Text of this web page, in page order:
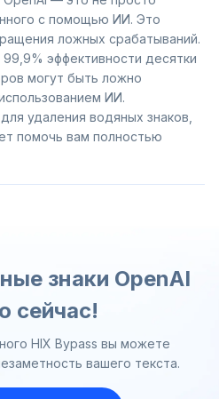
с помощью ИИ. Это
ложных срабатываний.
эффективности десятки
могут быть ложно
ИИ.
удаления водяных знаков,
помочь вам полностью
знаки OpenAI
сейчас!
HIX Bypass вы можете
вашего текста.